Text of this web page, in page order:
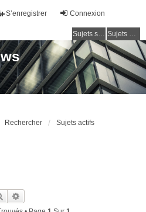
Connexion
S’enregistrer
Sujets sans réponse Sujets actifs
Rechercher Sujets actifs
Rechercher